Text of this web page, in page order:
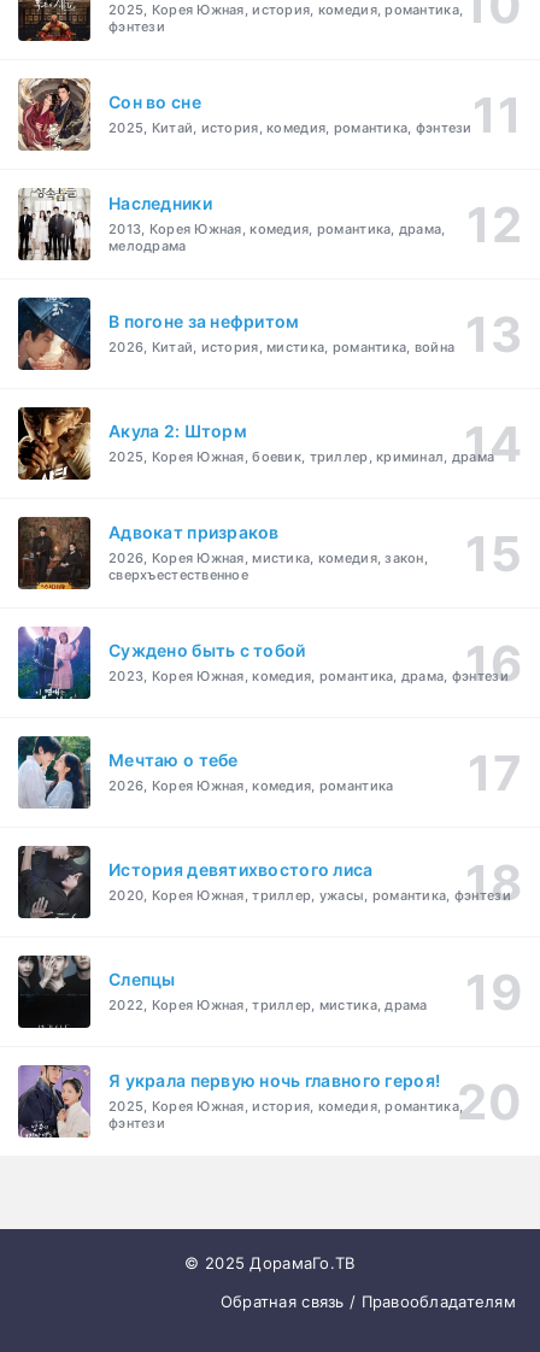
2025, Корея Южная, история, комедия, романтика,
фэнтези
Cон во сне
2025, Китай, история, комедия, романтика, фэнтези
Наследники
2013, Корея Южная, комедия, романтика, драма,
мелодрама
В погоне за нефритом
2026, Китай, история, мистика, романтика, война
Акула 2: Шторм
2025, Корея Южная, боевик, триллер, криминал, драма
Адвокат призраков
2026, Корея Южная, мистика, комедия, закон,
сверхъестественное
Суждено быть с тобой
2023, Корея Южная, комедия, романтика, драма, фэнтези
Мечтаю о тебе
2026, Корея Южная, комедия, романтика
История девятихвостого лиса
2020, Корея Южная, триллер, ужасы, романтика, фэнтези
Слепцы
2022, Корея Южная, триллер, мистика, драма
Я украла первую ночь главного героя!
2025, Корея Южная, история, комедия, романтика,
фэнтези
© 2025 ДорамаГо.ТВ
Обратная связь / Правообладателям